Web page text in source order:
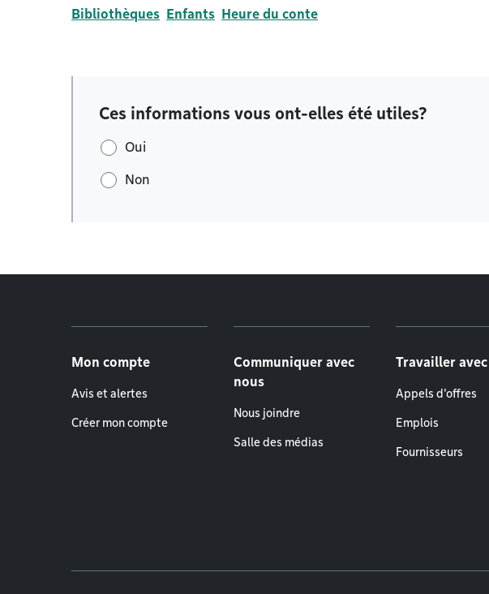
Bibliothèques Enfants Heure du conte
Ces informations vous ont-elles été utiles?
Oui
Non
Mon compte
Avis et alertes
Créer mon compte
Communiquer avec
nous
Nous joindre
Salle des médias
Travailler
Appels d'offres
Emplois
Fournisseurs